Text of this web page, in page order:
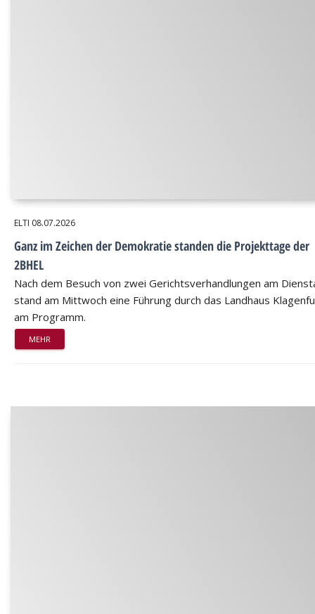
ELTI 08.07.2026
Ganz im Zeichen der Demokratie standen die Projekttage der
2BHEL
Nach dem Besuch von zwei Gerichtsverhandlungen am
stand am Mittwoch eine Führung durch das Landhaus
am Programm.
MEHR